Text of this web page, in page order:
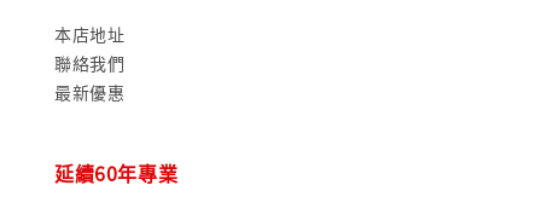
本店地址
聯絡我們
最新優惠
延續60年專業